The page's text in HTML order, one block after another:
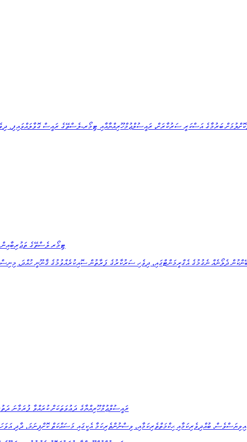
ބަރުމާގެ އަސްކަރީ ސަރުކާރަށް، ރައީސުލްޖުމްހޫރިއްޔާއާއި ޓިމޯރ-ލެސްތޭގެ ރައީސް ގޮވާލައްވައިފި.
ޓިމޯރ ލެސްތޭގެ ތަޖުރިބާއިން
ރައީސުލްޖުމްހޫރިއްޔާގެ ދަޢުވަތަކަށް ކުރައްވާ ފުރަމާނަ
ބުއްދިވެރިކަމާއި ޙިކްމަތްތެރިކަމާއި، ވިސްނުންތެރިކަމާ އެކީގައި މަސައްކަތް ކޮށްފިނަމަ، ދާދި